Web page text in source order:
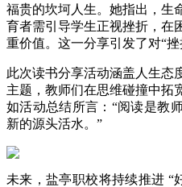
福贵的坎坷人生。她指出，生
育者需引导学生正视挫折，在
重价值。这一分享引发了对“挫
此次读书分享活动涵盖人生态
主题，教师们在思维碰撞中拓
如活动总结所言：“阅读是教
新的源头活水。”
未来，盐亭职校将持续推进 “